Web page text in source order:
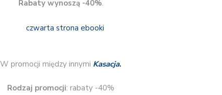
Rabaty wynoszą -40%.
W promocji między innymi Kasacja.
Rodzaj promocji: rabaty -40%